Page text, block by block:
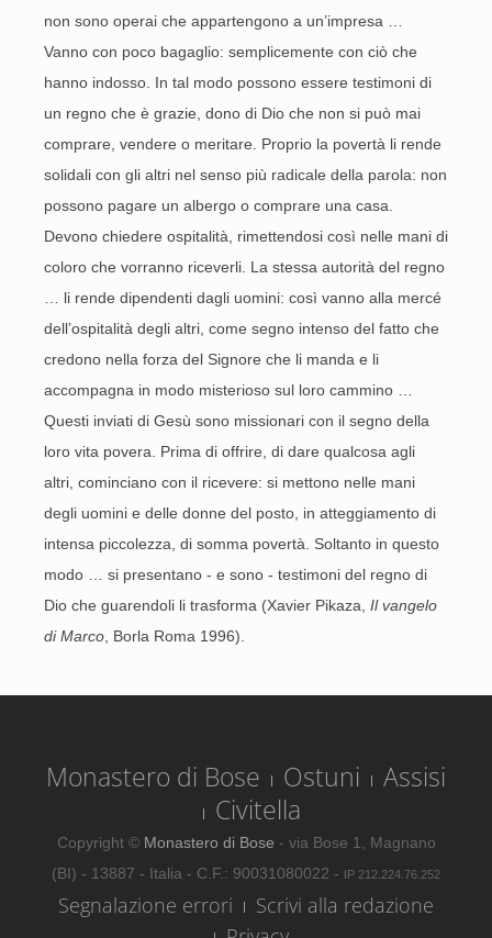
non sono operai che appartengono a un’impresa …
Vanno con poco bagaglio: semplicemente con ciò che
hanno indosso. In tal modo possono essere testimoni di
un regno che è grazie, dono di Dio che non si può mai
comprare, vendere o meritare. Proprio la povertà li rende
solidali con gli altri nel senso più radicale della parola: non
possono pagare un albergo o comprare una casa.
Devono chiedere ospitalità, rimettendosi così nelle mani di
coloro che vorranno riceverli. La stessa autorità del regno
… li rende dipendenti dagli uomini: così vanno alla mercé
dell’ospitalità degli altri, come segno intenso del fatto che
credono nella forza del Signore che li manda e li
accompagna in modo misterioso sul loro cammino …
Questi inviati di Gesù sono missionari con il segno della
loro vita povera. Prima di offrire, di dare qualcosa agli
altri, cominciano con il ricevere: si mettono nelle mani
degli uomini e delle donne del posto, in atteggiamento di
intensa piccolezza, di somma povertà. Soltanto in questo
modo … si presentano - e sono - testimoni del regno di
Dio che guarendoli li trasforma (Xavier Pikaza, Il vangelo
di Marco , Borla Roma 1996).
Monastero di Bose Ostuni
Assisi
Civitella
Copyright © Monastero di Bose - via Bose 1, Magnano
(BI) - 13887 - Italia - C.F.: 90031080022 - IP 212.224.76.252
Segnalazione errori
Scrivi alla redazione